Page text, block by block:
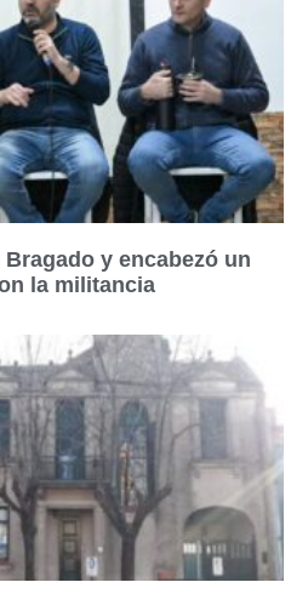
y encabezó un
la militancia